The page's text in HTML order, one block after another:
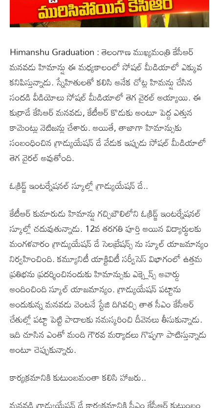
Himanshu Graduation : తెలంగాణ ముఖ్యమంత్రి కేసీఆర్
మనవడు హిమాన్షు ఈ మధ్యకాలంలో సోషల్ మీడియాలో ఎక్కువ
కనిపిస్తున్నాడు. స్నేహితులతో కలిసి అనేక చోట్ల హిమన్షు చేసిన
సందడి వీడియోలు సోషల్ మీడియాలో తెగ వైరల్ అయ్యాయి. ఈ
కుర్రాడే కేసిఆర్ మనవడు, కేటీఆర్ కొడుకు అంటూ పెద్ద ఎత్తున
కామెంట్లు నెటిజన్లు చేశారు. అయితే, తాజాగా హిమాన్సుకు
సంబంధించిన గ్రాడ్యుయేషన్ డే వేడుక ఇప్పుడు సోషల్ మీడియాలో
తెగ వైరల్ అవుతోంది.
ఓక్రిడ్జ్ ఇంటర్నేషనల్ స్కూల్లో గ్రాడ్యుయేషన్ డే..
కేటీఆర్ కుమారుడు హిమాన్షు గచ్చిబౌలిలోని ఓక్రిడ్జ్ ఇంటర్నేషనల్
స్కూల్లో చదువుతున్నాడు. 12వ తరగతి పూర్తి అయిన విద్యార్థులకు
మంగళవారం గ్రాడ్యుయేషన్ డే సెలబ్రేషన్స్ ను స్కూల్ యాజమాన్యం
నిర్వహించింది. కమ్యూనిటీ యాక్టివిటీ సర్వీసెస్ విభాగంలో ఉత్తమ
ప్రతిభను ప్రదర్శించినందుకు హిమాన్సుకు ఎక్స్లెన్స్ అవార్డు
అందించింది స్కూల్ యాజమాన్యం. గ్రాడ్యుయేషన్ పట్టాను
అందుకున్న మనవడు వెంటనే స్టేజి దిగివచ్చి తాత సీఎం కేసీఆర్
చేతుల్లో పట్టా పెట్టి పాదాలకు నమస్కరించి దీవెనలు తీసుకున్నాడు.
ఇది చూసిన ఎంతో మంది గౌరవ మర్యాదలు గొప్పగా పాటిస్తున్నాడు
అంటూ చెప్పుకున్నారు.
కార్యక్రమానికి కుటుంబమంతా కలిసి హాజరు..